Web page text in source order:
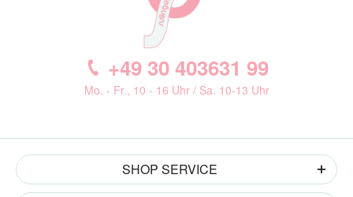
+49 30 403631 99
Mo. - Fr., 10 - 16 Uhr / Sa. 10-13 Uhr
SHOP SERVICE